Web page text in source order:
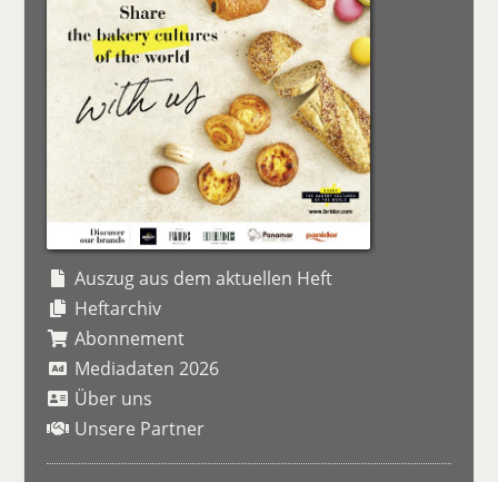
Auszug aus dem aktuellen Heft
Heftarchiv
Abonnement
Mediadaten 2026
Über uns
Unsere Partner